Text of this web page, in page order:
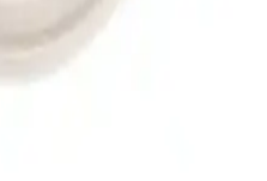
5.4 Kablosuz
Yorumları